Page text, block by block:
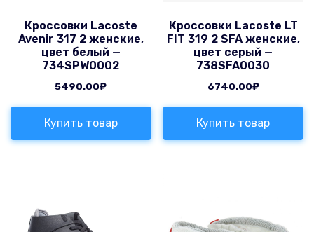
Кроссовки Lacoste
Avenir 317 2 женские,
цвет белый —
734SPW0002
5490.00₽
Купить товар
Кроссовки Lacoste LT
FIT 319 2 SFA женские,
цвет серый —
738SFA0030
6740.00₽
Купить товар